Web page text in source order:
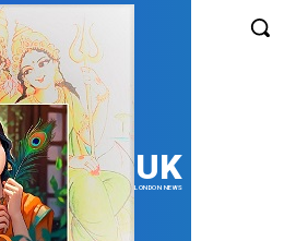
UK
LONDON NEWS